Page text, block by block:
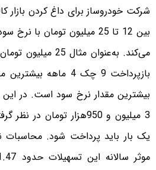
شرکت خودروساز برای داغ کردن بازار
بازپرداخت 9 چک 4
بیشترین مقدار نرخ سود است. در
یک بار باید پرداخت شود.